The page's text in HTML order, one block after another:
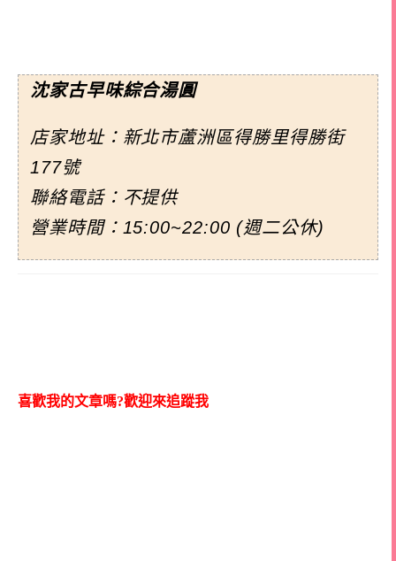
沈家古早味綜合湯圓
店家地址：新北市蘆洲區得勝里得勝街
177號
聯絡電話：不提供
營業時間：15:00~22:00 (週二公休)
喜歡我的文章嗎?歡迎來追蹤我